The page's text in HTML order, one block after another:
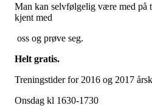
Man kan selvfølgelig være med på
kjent med
oss og prøve seg.
Helt gratis.
Treningstider for 2016 og 2017
Onsdag kl 1630-1730